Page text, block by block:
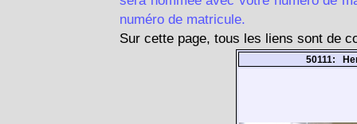
numéro de matricule.
Sur cette page, tous les liens sont de
50111: